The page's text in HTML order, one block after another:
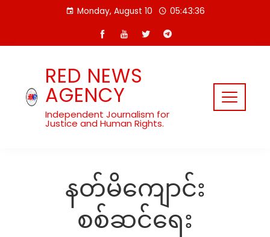
Monday, August 10 05:43:36
RED NEWS
AGENCY
Independent Journalism for
Justice and Human Rights.
နတ်မိကျောင်း
စစ်ဆင်ရေး